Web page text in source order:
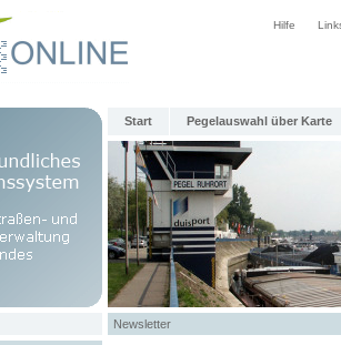
Hilfe
Start Pegelauswahl über Karte
Newsletter